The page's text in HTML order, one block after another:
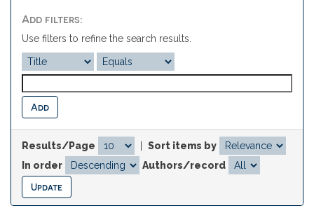
Add filters:
Use filters to refine the search results.
Results/Page
Sort items by
In order
Authors/record